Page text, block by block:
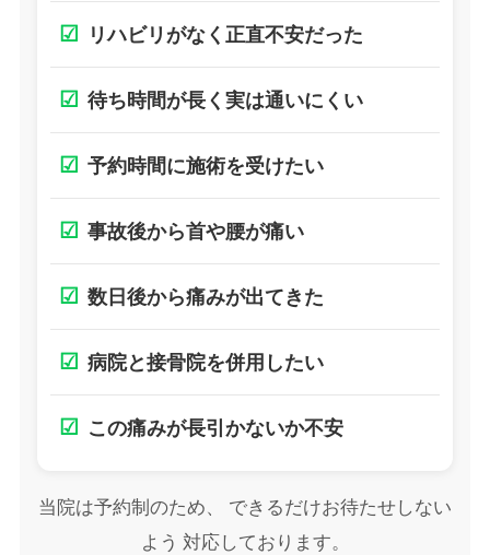
☑ リハビリがなく正直不安だった
☑ 待ち時間が長く実は通いにくい
☑ 予約時間に施術を受けたい
☑ 事故後から首や腰が痛い
☑ 数日後から痛みが出てきた
☑ 病院と接骨院を併用したい
☑ この痛みが長引かないか不安
当院は予約制のため、 できるだけお待たせしない
よう 対応しております。